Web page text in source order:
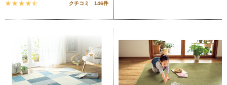
クチコミ 146件